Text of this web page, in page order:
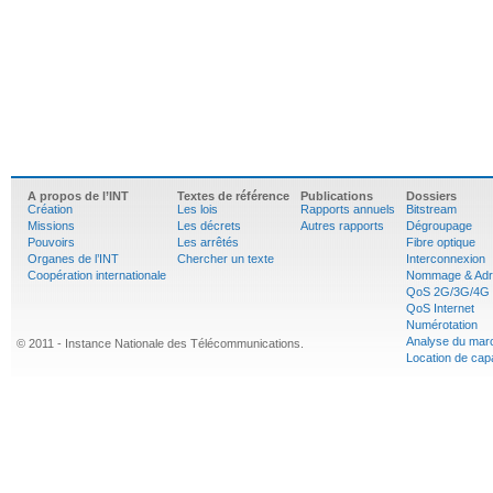
A propos de l’INT
Création
Missions
Pouvoirs
Organes de l’INT
Coopération internationale
Textes de référence
Les lois
Les décrets
Les arrêtés
Chercher un texte
Publications
Rapports annuels
Autres rapports
Dossiers
Bitstream
Dégroupage
Fibre optique
Interconnexion
Nommage &
QoS 2G/3G/4G
QoS Internet
Numérotation
Analyse du
Location de
© 2011 - Instance Nationale des Télécommunications.